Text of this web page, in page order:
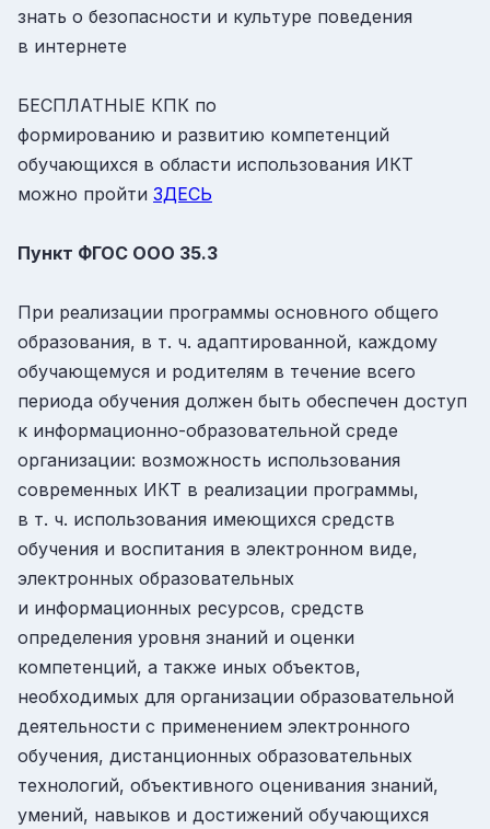
знать о безопасности и культуре поведения
в интернете
БЕСПЛАТНЫЕ КПК по
формированию и развитию компетенций
обучающихся в области использования ИКТ
можно пройти ЗДЕСЬ
Пункт ФГОС ООО 35.3
При реализации программы основного общего
образования, в т. ч. адаптированной, каждому
обучающемуся и родителям в течение всего
периода обучения должен быть обеспечен доступ
к информационно-образовательной среде
организации: возможность использования
современных ИКТ в реализации программы,
в т. ч. использования имеющихся средств
обучения и воспитания в электронном виде,
электронных образовательных
и информационных ресурсов, средств
определения уровня знаний и оценки
компетенций, а также иных объектов,
необходимых для организации образовательной
деятельности с применением электронного
обучения, дистанционных образовательных
технологий, объективного оценивания знаний,
умений, навыков и достижений обучающихся